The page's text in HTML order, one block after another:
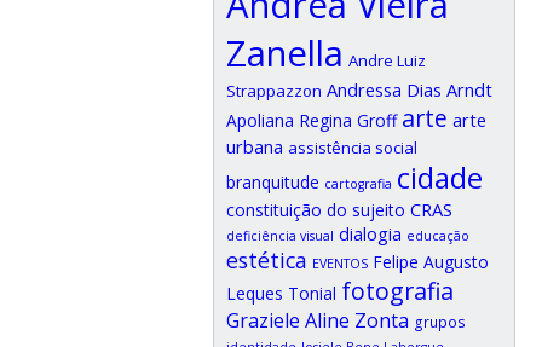
Zanella Andre Luiz
Strappazzon Andressa Dias Arndt
Apoliana Regina Groff arte arte
urbana assistência social
branquitude cartografia cidade
constituição do sujeito CRAS
deficiência visual dialogia educação
estética EVENTOS Felipe Augusto
Leques Tonial fotografia
Graziele Aline Zonta grupos